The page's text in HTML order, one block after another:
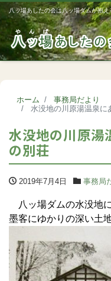
八ッ場あしたの会は八ッ場ダムが抱
ホーム
事務局だより
水没地の川原湯温泉に
水没地の川原湯
の別荘
2019年7月4日 事務局
八ッ場ダムの水没地
墨客にゆかりの深い土地